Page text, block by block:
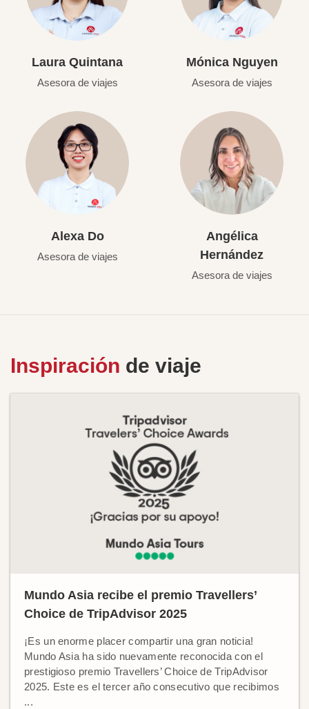
Laura Quintana
Asesora de viajes
Mónica Nguyen
Asesora de viajes
Alexa Do
Asesora de viajes
Angélica
Hernández
Asesora de viajes
Inspiración de viaje
Mundo Asia recibe el premio Travellers’
Choice de TripAdvisor 2025
¡Es un enorme placer compartir una gran noticia!
Mundo Asia ha sido nuevamente reconocida con el
prestigioso premio Travellers’ Choice de TripAdvisor
2025. Este es el tercer año consecutivo que recibimos
...